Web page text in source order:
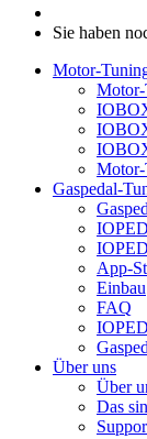
Sie haben
Motor-
Motor-
Motor-
Gaspedal-
App-
Einbau
FAQ
Über uns
Über
Das